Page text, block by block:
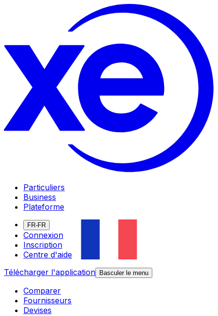
Particuliers
Business
Plateforme
FR-FR
Connexion
Inscription
Centre d'aide
Télécharger l'application
Basculer le menu
Comparer
Fournisseurs
Devises